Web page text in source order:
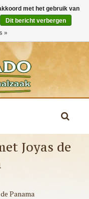
Joyas de
Panama
met het gebruik van
Dit bericht verbergen
»